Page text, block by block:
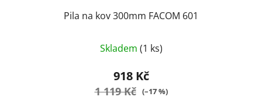
Pila na kov 300mm FACOM 601
hodnocení
produktu
je
Skladem (1 ks)
918 Kč
1 119 Kč (–17 %)